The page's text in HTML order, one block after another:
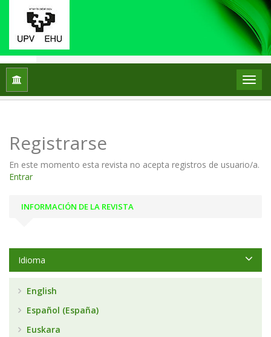
Inicio
Registrarse
En este momento esta revista no acepta registros de usuario/a.
Entrar
INFORMACIÓN DE LA REVISTA
Idioma
English
Español (España)
Euskara